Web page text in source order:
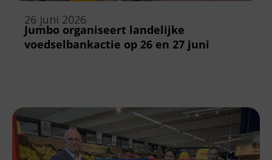
26 juni 2026
Jumbo organiseert landelijke
voedselbankactie op 26 en 27 juni